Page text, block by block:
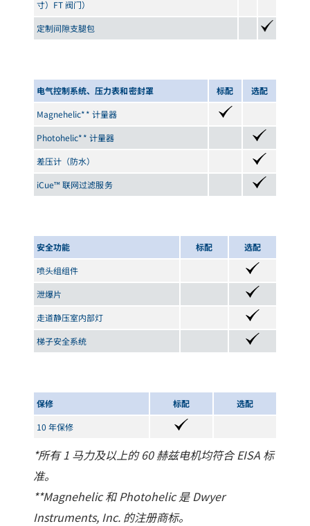
寸）FT 阀门）
定制间隙支腿包
电气控制系统、压力表和密封罩 标配
选配
Magnehelic** 计量器
Photohelic** 计量器
差压计（防水）
iCue™ 联网过滤服务
安全功能 标配
选配
喷头组组件
泄爆片
走道静压室内部灯
梯子安全系统
保修 标配
选配
10 年保修
*所有 1 马力及以上的 60 赫兹电机均符合 EISA 标
准。
**Magnehelic 和 Photohelic 是 Dwyer
Instruments, Inc. 的注册商标。